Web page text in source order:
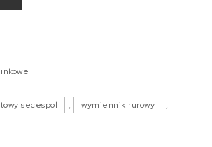
secespol , wymiennik rurowy
,